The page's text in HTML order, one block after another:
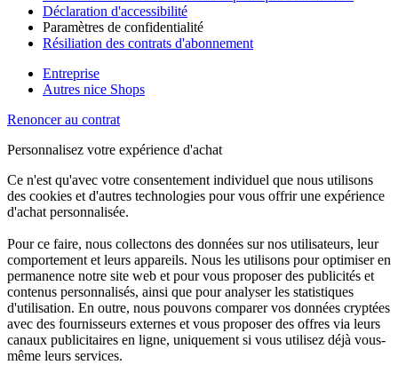
Déclaration d'accessibilité
Paramètres de confidentialité
Résiliation des contrats d'abonnement
Entreprise
Autres nice Shops
Renoncer au contrat
Personnalisez votre expérience d'achat
Ce n'est qu'avec votre consentement individuel que nous utilisons
des cookies et d'autres technologies pour vous offrir une expérience
d'achat personnalisée.
Pour ce faire, nous collectons des données sur nos utilisateurs, leur
comportement et leurs appareils. Nous les utilisons pour optimiser en
permanence notre site web et pour vous proposer des publicités et
contenus personnalisés, ainsi que pour analyser les statistiques
d'utilisation. En outre, nous pouvons comparer vos données cryptées
avec des fournisseurs externes et vous proposer des offres via leurs
canaux publicitaires en ligne, uniquement si vous utilisez déjà vous-
même leurs services.